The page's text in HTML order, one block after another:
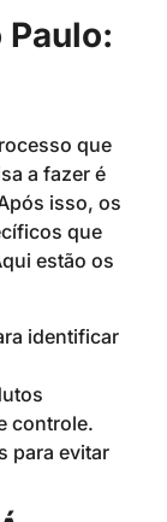
que
a fazer é
isso, os
que
estão os
identificar
controle.
para evitar